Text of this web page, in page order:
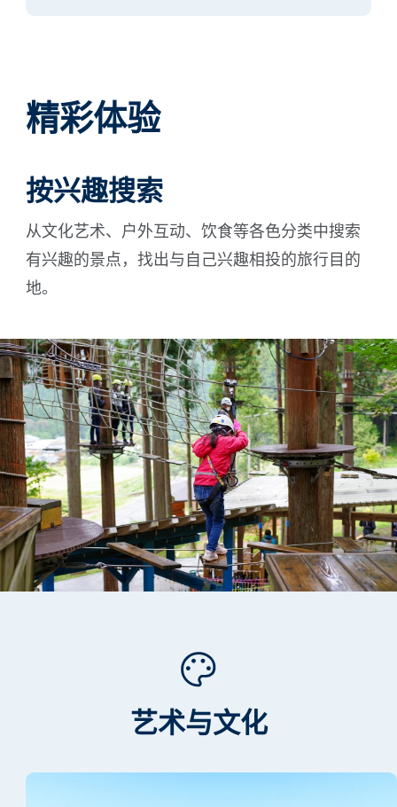
精彩体验
按兴趣搜索
从文化艺术、户外互动、饮食等各色分类中搜索
有兴趣的景点，找出与自己兴趣相投的旅行目的
地。
艺术与文化